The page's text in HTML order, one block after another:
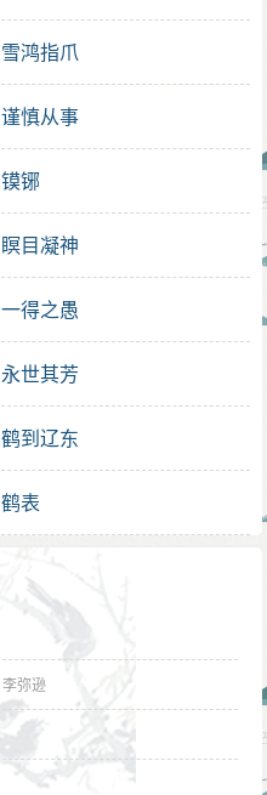
雪鸿指爪
谨慎从事
镆铘
瞑目凝神
一得之愚
永世其芳
鹤到辽东
鹤表
李弥逊